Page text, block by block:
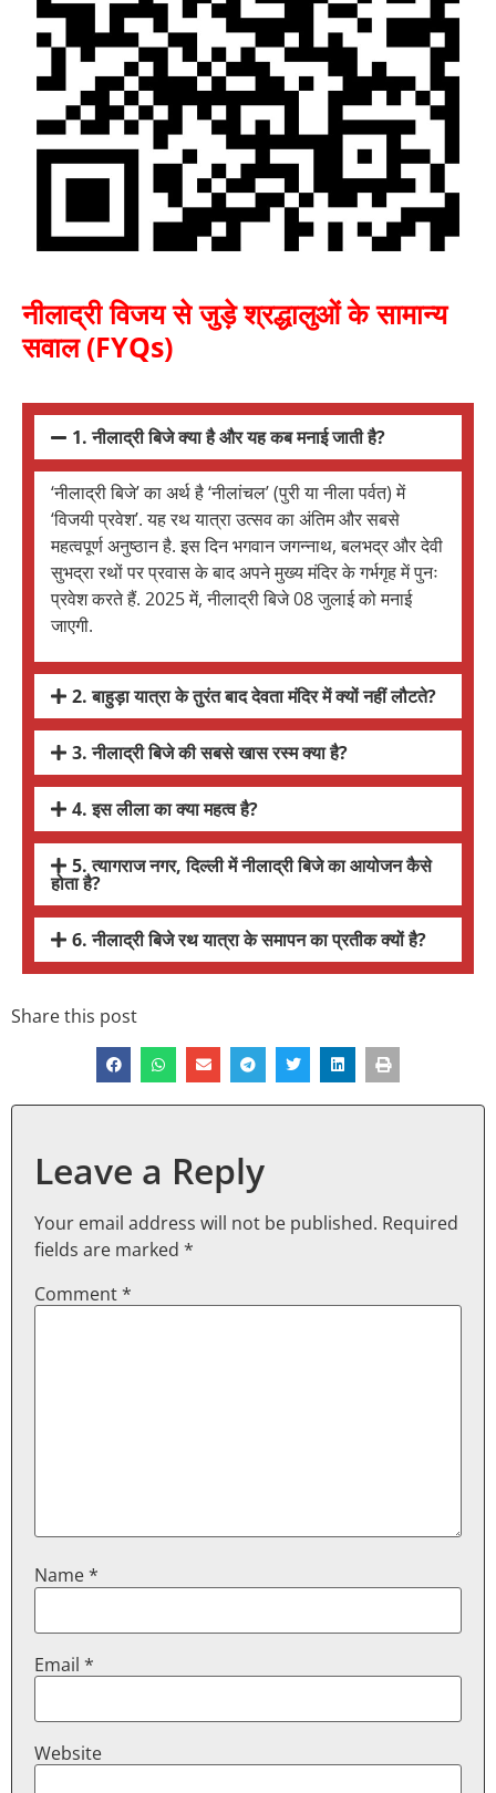
नीलाद्री विजय से जुड़े श्रद्धालुओं के सामान्य
सवाल (FYQs)
1. नीलाद्री बिजे क्या है और यह कब मनाई जाती है?
‘नीलाद्री बिजे’ का अर्थ है ‘नीलांचल’ (पुरी या नीला पर्वत) में
‘विजयी प्रवेश’. यह रथ यात्रा उत्सव का अंतिम और सबसे
महत्वपूर्ण अनुष्ठान है. इस दिन भगवान जगन्नाथ, बलभद्र और देवी
सुभद्रा रथों पर प्रवास के बाद अपने मुख्य मंदिर के गर्भगृह में पुनः
प्रवेश करते हैं. 2025 में, नीलाद्री बिजे 08 जुलाई को मनाई
जाएगी.
2. बाहुड़ा यात्रा के तुरंत बाद देवता मंदिर में क्यों नहीं लौटते?
3. नीलाद्री बिजे की सबसे खास रस्म क्या है?
4. इस लीला का क्या महत्व है?
5. त्यागराज नगर, दिल्ली में नीलाद्री बिजे का आयोजन कैसे
होता है?
6. नीलाद्री बिजे रथ यात्रा के समापन का प्रतीक क्यों है?
Share this post
Leave a Reply
Your email address will not be published. Required
fields are marked *
Comment*
Name*
Email *
Website